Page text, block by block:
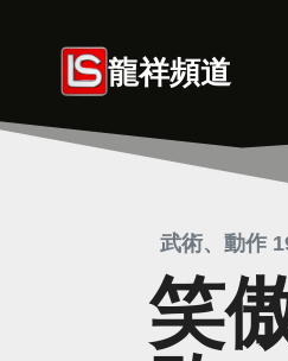
龍祥頻道
武術、動作
笑